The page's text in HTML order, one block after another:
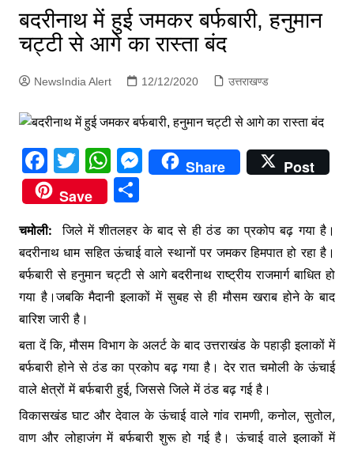
बदरीनाथ में हुई जमकर बर्फबारी, हनुमान
चट्टी से आगे का रास्ता बंद
NewsIndia Alert 12/12/2020 उत्तराखण्ड
F
a
c
e
b
o
o
k
T
w
itt
er
W
h
at
s
A
p
p
M
e
s
e
n
g
er
Share
Post
Save
S
ar
e
चमोली: जिले में शीतलहर के बाद से ही ठंड का प्रकोप बढ़ गया है।
बदरीनाथ धाम सहित ऊंचाई वाले स्थानों पर जमकर हिमपात हो रहा है।
बर्फबारी से हनुमान चट्टी से आगे बदरीनाथ राष्ट्रीय राजमार्ग बाधित हो
गया है।जबकि मैदानी इलाकों में सुबह से ही मौसम खराब होने के बाद
बारिश जारी है।
बता दें कि, मौसम विभाग के अलर्ट के बाद उत्तराखंड के पहाड़ी इलाकों में
बर्फबारी होने से ठंड का प्रकोप बढ़ गया है। देर रात चमोली के ऊंचाई
वाले क्षेत्रों में बर्फबारी हुई, जिससे जिले में ठंड बढ़ गई है।
विकासखंड घाट और देवाल के ऊंचाई वाले गांव रामणी, कनोल, सुतोल,
वाण और लोहाजंग में बर्फबारी शुरू हो गई है। ऊंचाई वाले इलाकों में
g